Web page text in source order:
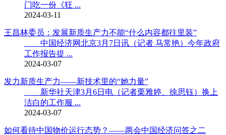
门吃一份《狂 ...
2024-03-11
王昌林委员：发展新质生产力不能“什么内容都往里装”
中国经济网北京3月7日讯（记者 马常艳）今年政府
工作报告提 ...
2024-03-07
发力新质生产力——新技术里的“她力量”
新华社天津3月6日电（记者栗雅婷、徐思钰）换上
洁白的工作服 ...
2024-03-07
如何看待中国物价运行态势？——两会中国经济问答之二